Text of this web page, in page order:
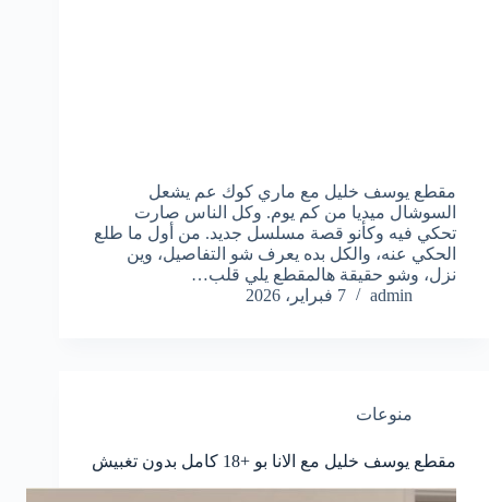
مقطع يوسف خليل مع ماري كوك عم يشعل
السوشال ميديا من كم يوم. وكل الناس صارت
تحكي فيه وكأنو قصة مسلسل جديد. من أول ما طلع
الحكي عنه، والكل بده يعرف شو التفاصيل، وين
نزل، وشو حقيقة هالمقطع يلي قلب…
admin
7 فبراير، 2026
منوعات
مقطع يوسف خليل مع الانا بو +18 كامل بدون تغبيش